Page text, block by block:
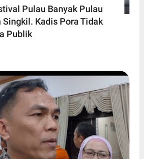
Pulau Banyak Pulau
Singkil. Kadis Pora Tidak
Publik